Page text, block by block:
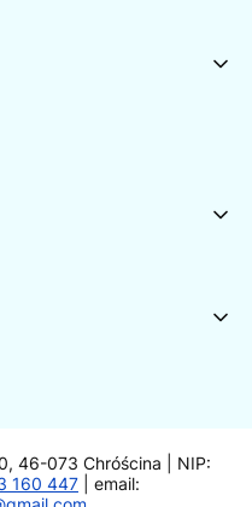
46-073 Chróścina | NIP:
160 447 | email: